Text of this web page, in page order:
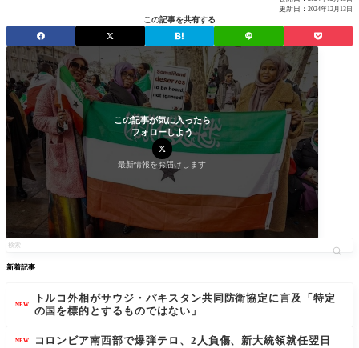
更新日： 2024年12月13日
この記事を共有する
この記事が気に入ったら
フォローしよう
最新情報をお届けします
新着記事
NEW
トルコ外相がサウジ・パキスタン共同防衛協定に言及「特定
の国を標的とするものではない」
NEW コロンビア南西部で爆弾テロ、2人負傷、新大統領就任翌日